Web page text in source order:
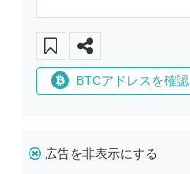
BTCアドレスを確認
広告を非表示にする